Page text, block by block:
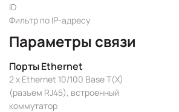
ID
Фильтр по IP-адресу
Параметры связи
Порты Ethernet
2 x Ethernet 10/100 Base T(X)
(разъем RJ45), встроенный
коммутатор